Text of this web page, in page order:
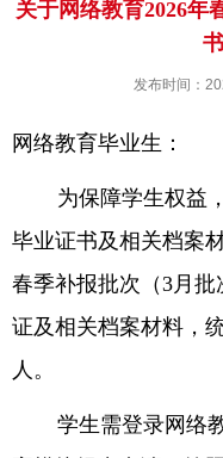
关于网络教育2026年
发布时间：
网络教育毕业生：
为保障学生权益
毕业证书及相关档案
春季补报批次（3月
证及相关档案材料，
人。
学生需登录网络